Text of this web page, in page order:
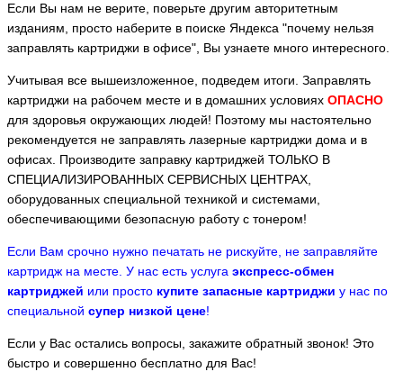
Если Вы нам не верите, поверьте другим авторитетным
изданиям, просто наберите в поиске Яндекса "почему нельзя
заправлять картриджи в офисе", Вы узнаете много интересного.
Учитывая все вышеизложенное, подведем итоги. Заправлять
картриджи на рабочем месте и в домашних условиях ОПАСНО
для здоровья окружающих людей! Поэтому мы настоятельно
рекомендуется не заправлять лазерные картриджи дома и в
офисах. Производите заправку картриджей ТОЛЬКО В
СПЕЦИАЛИЗИРОВАННЫХ СЕРВИСНЫХ ЦЕНТРАХ,
оборудованных специальной техникой и системами,
обеспечивающими безопасную работу с тонером!
Если Вам срочно нужно печатать не рискуйте, не заправляйте
картридж на месте. У нас есть услуга экспресс-обмен
картриджей или просто купите запасные картриджи у нас по
специальной супер низкой цене!
Если у Вас остались вопросы, закажите обратный звонок! Это
быстро и совершенно бесплатно для Вас!